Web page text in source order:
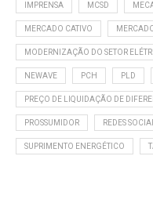
IMPRENSA MCSD
MERCADO CATIVO
MODERNIZAÇÃO DO SETOR
NEWAVE PCH PLD
PREÇO DE LIQUIDAÇÃO DE
PROSSUMIDOR REDES
SUPRIMENTO ENERGÉTICO